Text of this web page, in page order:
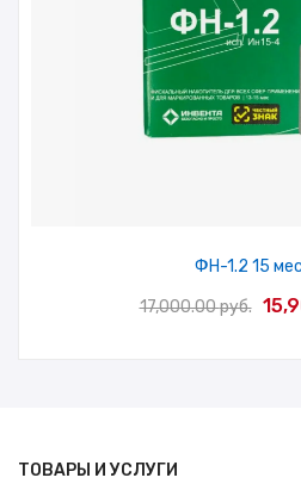
ФН-1.2 15
17,000.00руб.
ТОВАРЫ И УСЛУГИ